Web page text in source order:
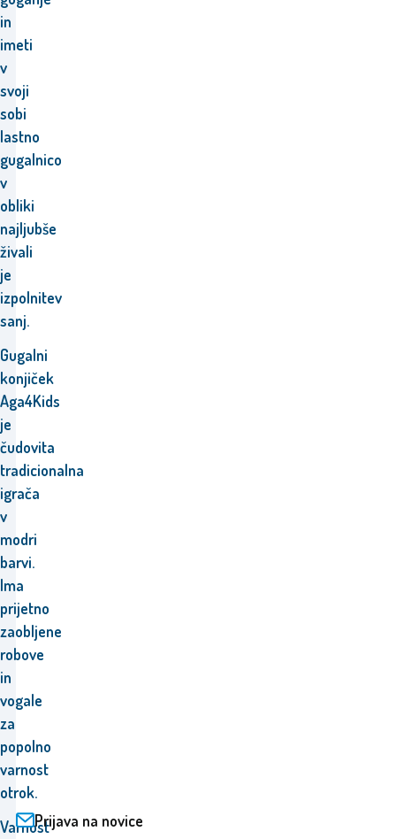
in
imeti
v
svoji
sobi
lastno
gugalnico
v
obliki
najljubše
živali
je
izpolnitev
sanj.
Gugalni
konjiček
Aga4Kids
je
čudovita
tradicionalna
igrača
v
modri
barvi.
Ima
prijetno
zaobljene
robove
in
vogale
za
popolno
varnost
otrok.
VarnostPrijava na novice